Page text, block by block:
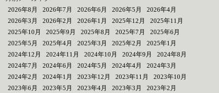
2026年8月
2026年7月 2026年6月 2026年5月
2026年4月
2026年3月
2026年2月 2026年1月 2025年12月
2025年11月
2025年10月
2025年9月 2025年8月 2025年7月
2025年6月
2025年5月
2025年4月 2025年3月 2025年2月
2025年1月
2024年12月
2024年11月 2024年10月 2024年9月
2024年8月
2024年7月
2024年6月 2024年5月 2024年4月
2024年3月
2024年2月
2024年1月 2023年12月 2023年11月
2023年10月
2023年6月
2023年5月 2023年4月 2023年3月
2023年2月